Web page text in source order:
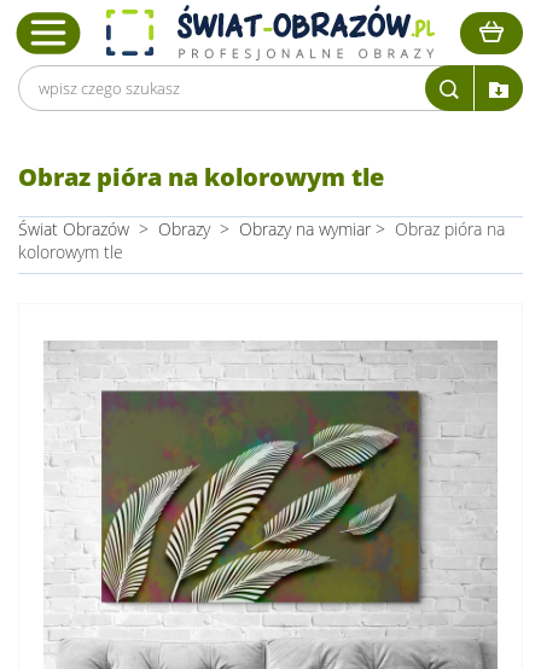
Obraz pióra na kolorowym tle
Świat Obrazów > Obrazy > Obrazy na wymiar > Obraz pióra na
kolorowym tle